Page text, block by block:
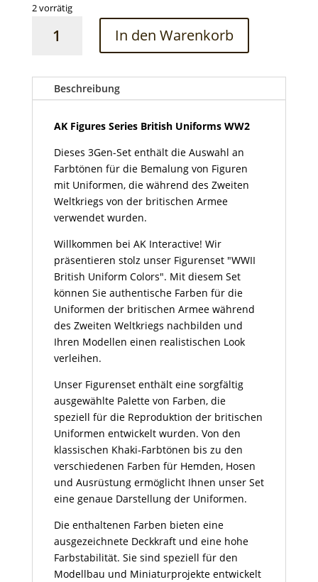
2 vorrätig
Figures
Uniforms
WW2
Menge
In den Warenkorb
Beschreibung
AK Figures Series British Uniforms WW2
Dieses 3Gen-Set enthält die Auswahl an
Farbtönen für die Bemalung von Figuren
mit Uniformen, die während des Zweiten
Weltkriegs von der britischen Armee
verwendet wurden.
Willkommen bei AK Interactive! Wir
präsentieren stolz unser Figurenset "WWII
British Uniform Colors". Mit diesem Set
können Sie authentische Farben für die
Uniformen der britischen Armee während
des Zweiten Weltkriegs nachbilden und
Ihren Modellen einen realistischen Look
verleihen.
Unser Figurenset enthält eine sorgfältig
ausgewählte Palette von Farben, die
speziell für die Reproduktion der britischen
Uniformen entwickelt wurden. Von den
klassischen Khaki-Farbtönen bis zu den
verschiedenen Farben für Hemden, Hosen
und Ausrüstung ermöglicht Ihnen unser Set
eine genaue Darstellung der Uniformen.
Die enthaltenen Farben bieten eine
ausgezeichnete Deckkraft und eine hohe
Farbstabilität. Sie sind speziell für den
Modellbau und Miniaturprojekte entwickelt